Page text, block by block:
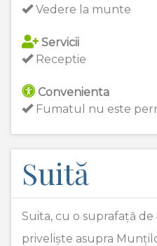
Vedere la munte
Servicii
Receptie
Convenienta
Fumatul nu este
Suită
Suita, cu o suprafață
priveliște asupra